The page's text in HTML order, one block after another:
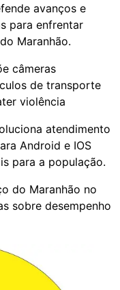
avanços e
para enfrentar
Maranhão.
câmeras
de transporte
violência
atendimento
Android e IOS
para a população.
do Maranhão no
sobre desempenho